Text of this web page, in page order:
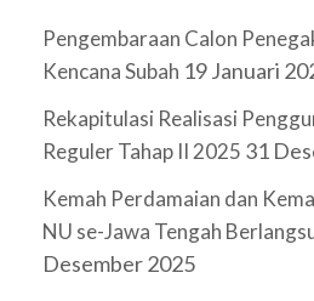
Pengembaraan Calon
Kencana Subah 19 Januari
Rekapitulasi Realisasi
Reguler Tahap II 2025 31
Kemah Perdamaian dan
NU se-Jawa Tengah
Desember 2025